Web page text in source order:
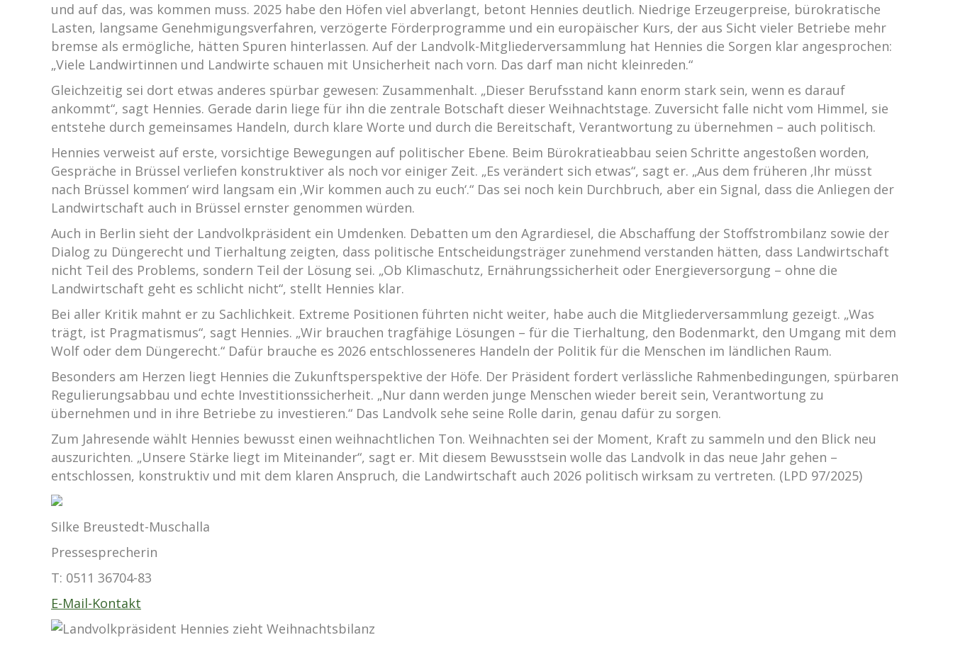
und auf das, was kommen muss. 2025 habe den Höfen viel abverlangt, betont Hennies deutlich. Niedrige Erzeugerpreise, bürokratische
Lasten, langsame Genehmigungsverfahren, verzögerte Förderprogramme und ein europäischer Kurs, der aus Sicht vieler Betriebe mehr
bremse als ermögliche, hätten Spuren hinterlassen. Auf der Landvolk-Mitgliederversammlung hat Hennies die Sorgen klar angesprochen:
„Viele Landwirtinnen und Landwirte schauen mit Unsicherheit nach vorn. Das darf man nicht kleinreden.“
Gleichzeitig sei dort etwas anderes spürbar gewesen: Zusammenhalt. „Dieser Berufsstand kann enorm stark sein, wenn es darauf
ankommt“, sagt Hennies. Gerade darin liege für ihn die zentrale Botschaft dieser Weihnachtstage. Zuversicht falle nicht vom Himmel, sie
entstehe durch gemeinsames Handeln, durch klare Worte und durch die Bereitschaft, Verantwortung zu übernehmen – auch politisch.
Hennies verweist auf erste, vorsichtige Bewegungen auf politischer Ebene. Beim Bürokratieabbau seien Schritte angestoßen worden,
Gespräche in Brüssel verliefen konstruktiver als noch vor einiger Zeit. „Es verändert sich etwas“, sagt er. „Aus dem früheren ‚Ihr müsst
nach Brüssel kommen‘ wird langsam ein ‚Wir kommen auch zu euch‘.“ Das sei noch kein Durchbruch, aber ein Signal, dass die Anliegen der
Landwirtschaft auch in Brüssel ernster genommen würden.
Auch in Berlin sieht der Landvolkpräsident ein Umdenken. Debatten um den Agrardiesel, die Abschaffung der Stoffstrombilanz sowie der
Dialog zu Düngerecht und Tierhaltung zeigten, dass politische Entscheidungsträger zunehmend verstanden hätten, dass Landwirtschaft
nicht Teil des Problems, sondern Teil der Lösung sei. „Ob Klimaschutz, Ernährungssicherheit oder Energieversorgung – ohne die
Landwirtschaft geht es schlicht nicht“, stellt Hennies klar.
Bei aller Kritik mahnt er zu Sachlichkeit. Extreme Positionen führten nicht weiter, habe auch die Mitgliederversammlung gezeigt. „Was
trägt, ist Pragmatismus“, sagt Hennies. „Wir brauchen tragfähige Lösungen – für die Tierhaltung, den Bodenmarkt, den Umgang mit dem
Wolf oder dem Düngerecht.“ Dafür brauche es 2026 entschlosseneres Handeln der Politik für die Menschen im ländlichen Raum.
Besonders am Herzen liegt Hennies die Zukunftsperspektive der Höfe. Der Präsident fordert verlässliche Rahmenbedingungen, spürbaren
Regulierungsabbau und echte Investitionssicherheit. „Nur dann werden junge Menschen wieder bereit sein, Verantwortung zu
übernehmen und in ihre Betriebe zu investieren.“ Das Landvolk sehe seine Rolle darin, genau dafür zu sorgen.
Zum Jahresende wählt Hennies bewusst einen weihnachtlichen Ton. Weihnachten sei der Moment, Kraft zu sammeln und den Blick neu
auszurichten. „Unsere Stärke liegt im Miteinander“, sagt er. Mit diesem Bewusstsein wolle das Landvolk in das neue Jahr gehen –
entschlossen, konstruktiv und mit dem klaren Anspruch, die Landwirtschaft auch 2026 politisch wirksam zu vertreten. (LPD 97/2025)
Silke Breustedt-Muschalla
Pressesprecherin
T: 0511 36704-83
E-Mail-Kontakt